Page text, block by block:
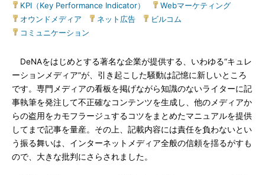
KPI（Key Performance Indicator） Webマーケティング
オウンドメディア
ネット広告 ビルコム
コミュニケーション
DeNAをはじめとする著名な企業が提供する、いわゆる“キュレ
ーションメディア”が、引き起こした騒動は記憶に新しいところ
です。専門メディアの看板を掲げながら知識のないライターに記
事執筆を発注して不正確なコンテンツを生成し、他のメディアか
らの盗用をカモフラージュするコツをまとめたマニュアルを提供
してまで記事を量産。その上、記載内容には責任を負わないとい
う振る舞いは、インターネットメディア全般の信頼を揺るがすも
ので、大きな批判にさらされました。